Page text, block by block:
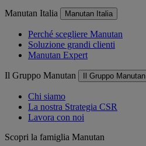
Manutan Italia Manutan Italia
Perché scegliere Manutan
Soluzione grandi clienti
Manutan Expert
Il Gruppo Manutan Il Gruppo Manutan
Chi siamo
La nostra Strategia CSR
Lavora con noi
Scopri la famiglia Manutan